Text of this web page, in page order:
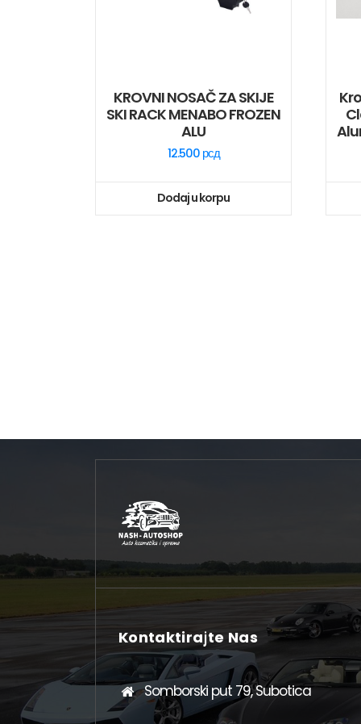
KROVNI NOSAČ ZA SKIJE
SKI RACK MENABO FROZEN
ALU
12.500 рсд
Dodaj u korpu
Kontaktirajte Nas
Somborski put 79, Subotica